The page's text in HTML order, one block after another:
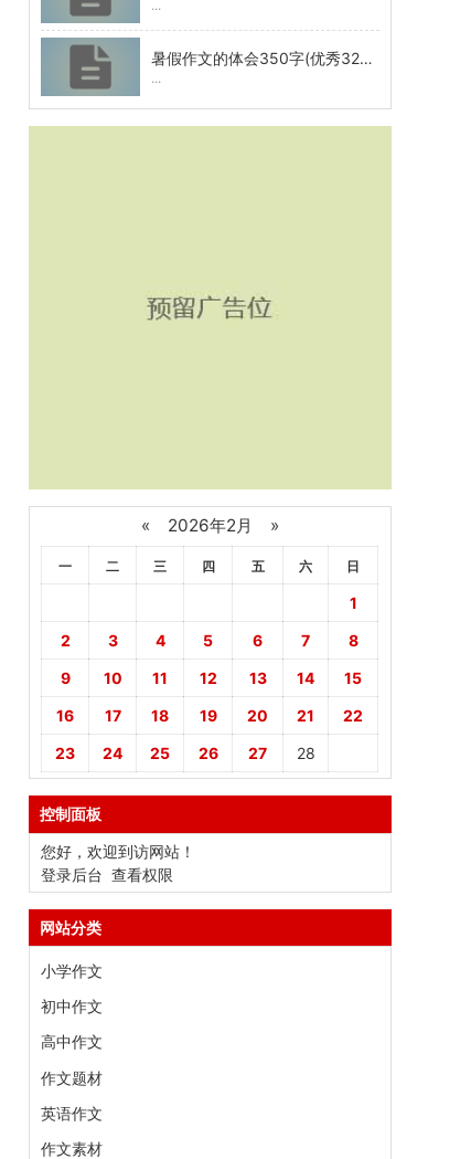
...
暑假作文的体会350字(优秀32篇)
...
« 2026年2月 »
一 二 三 四 五 六 日
1
2
3 4 5 6 7
8
9
10 11 12 13 14
15
16
17 18 19 20 21
22
23
24 25 26 27 28
控制面板
您好，欢迎到访网站！
登录后台 查看权限
网站分类
小学作文
初中作文
高中作文
作文题材
英语作文
作文素材